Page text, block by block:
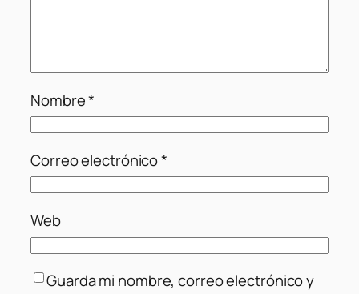
Nombre*
Correo electrónico*
Web
Guarda mi nombre, correo electrónico y